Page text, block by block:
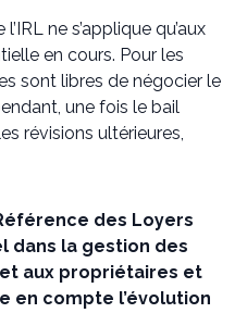
ne s’applique qu’aux
en cours. Pour les
sont libres de négocier le
une fois le bail
révisions ultérieures,
des Loyers
dans la gestion des
aux propriétaires et
en compte l’évolution